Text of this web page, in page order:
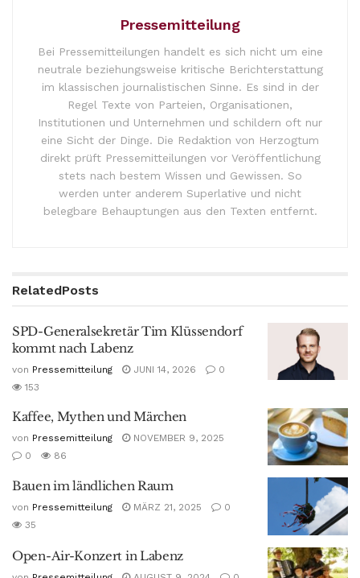
Pressemitteilung
Bei Pressemitteilungen handelt es sich nicht um eine
neutrale beziehungsweise kritische Berichterstattung
im klassischen journalistischen Sinne. Es sind in der
Regel Texte von Parteien, Organisationen,
Institutionen und Unternehmen und schildern oft nur
eine Sicht der Dinge. Die Redaktion von Herzogtum
direkt prüft Pressemitteilungen vor Veröffentlichung
stets nach bestem Wissen und Gewissen. So
werden unter anderem Superlative und nicht
belegbare Behauptungen aus den Texten entfernt.
RelatedPosts
SPD-Generalsekretär Tim Klüssendorf
kommt nach Labenz
von Pressemitteilung JUNI 14, 2026
0
153
Kaffee, Mythen und Märchen
von Pressemitteilung
NOVEMBER 9, 2025
0
86
Bauen im ländlichen Raum
von Pressemitteilung MÄRZ 21, 2025
0
35
Open-Air-Konzert in Labenz